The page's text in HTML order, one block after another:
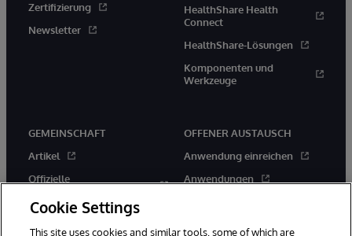
Zertifizierung
Newsletter
HealthShare Health
Connect
HealthShare-Lösungen
Komponenten und
Werkzeuge
GEMEINSCHAFT
Artikel
Offizielle
Veranstaltungen
OFFENER AUSTAUSCH
Anwendung einreichen
Anwendungen
Cookie Settings
This site uses cookies and similar tools, some of which are